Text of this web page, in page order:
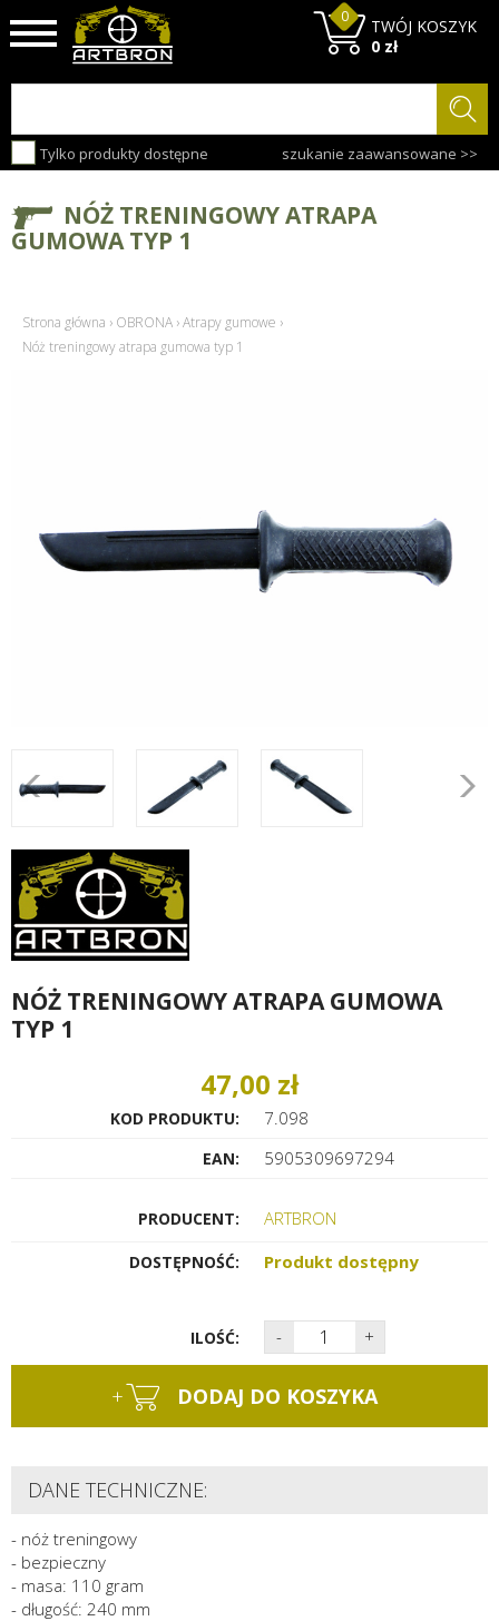
Tylko produkty dostępne szukanie zaawansowane >>
TWÓJ KOSZYK
0
0 zł
NÓŻ TRENINGOWY ATRAPA
GUMOWA TYP 1
Strona główna › OBRONA ›Atrapy gumowe ›
Nóż treningowy atrapa gumowa typ 1
NÓŻ TRENINGOWY ATRAPA GUMOWA
TYP 1
47,00 zł
KOD PRODUKTU: 7.098
EAN: 5905309697294
PRODUCENT: ARTBRON
DOSTĘPNOŚĆ: Produkt dostępny
ILOŚĆ: - +
+ DODAJ DO KOSZYKA
DANE TECHNICZNE:
- nóż treningowy
- bezpieczny
- masa: 110 gram
- długość: 240 mm